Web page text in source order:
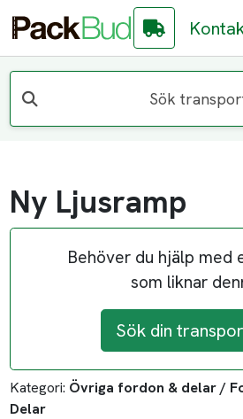
Sök
Ny Ljusramp
Behöver du hjälp med
som liknar
Sök din
Kategori: Övriga fordon & delar /
Delar